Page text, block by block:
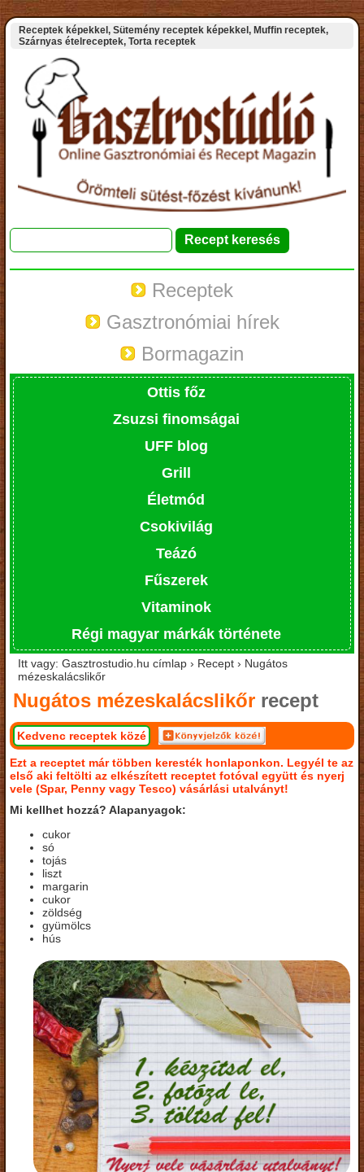
Receptek képekkel, Sütemény receptek képekkel, Muffin receptek,
Szárnyas ételreceptek, Torta receptek
Receptek
Gasztronómiai hírek
Bormagazin
Ottis főz
Zsuzsi finomságai
UFF blog
Grill
Életmód
Csokivilág
Teázó
Fűszerek
Vitaminok
Régi magyar márkák története
Itt vagy: Gasztrostudio.hu címlap › Recept › Nugátos
mézeskalácslikőr
Nugátos mézeskalácslikőr recept
Kedvenc receptek közé
Ezt a receptet már többen keresték honlaponkon. Legyél te az
első aki feltölti az elkészített receptet fotóval együtt és nyerj
vele (Spar, Penny vagy Tesco) vásárlási utalványt!
Mi kellhet hozzá? Alapanyagok:
cukor
só
tojás
liszt
margarin
cukor
zöldség
gyümölcs
hús